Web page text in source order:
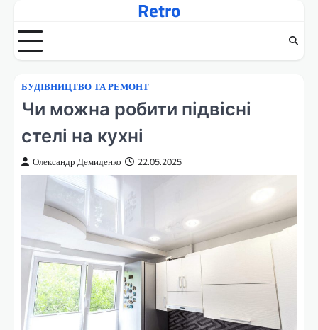
вмісту
Retro
БУДІВНИЦТВО ТА РЕМОНТ
Чи можна робити підвісні
стелі на кухні
Олександр Демиденко 22.05.2025